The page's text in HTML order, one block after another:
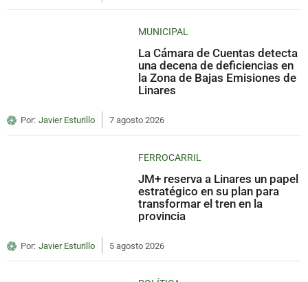
MUNICIPAL
La Cámara de Cuentas detecta
una decena de deficiencias en
la Zona de Bajas Emisiones de
Linares
Por: Javier Esturillo 7 agosto 2026
FERROCARRIL
JM+ reserva a Linares un papel
estratégico en su plan para
transformar el tren en la
provincia
Por: Javier Esturillo 5 agosto 2026